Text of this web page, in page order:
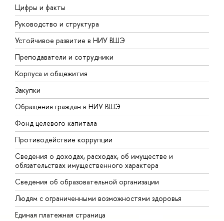
Цифры и факты
Руководство и структура
Устойчивое развитие в НИУ ВШЭ
Преподаватели и сотрудники
Корпуса и общежития
Закупки
Обращения граждан в НИУ ВШЭ
Фонд целевого капитала
Противодействие коррупции
Сведения о доходах, расходах, об имуществе и
обязательствах имущественного характера
Сведения об образовательной организации
Людям с ограниченными возможностями здоровья
Единая платежная страница